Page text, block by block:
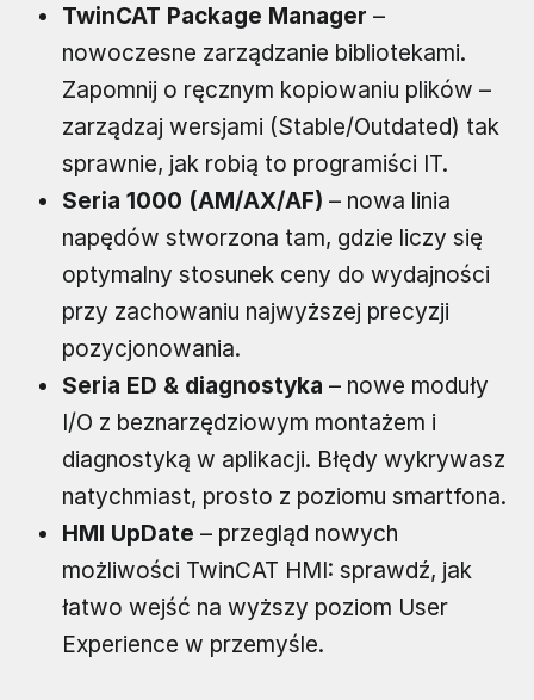
TwinCAT Package Manager –
nowoczesne zarządzanie bibliotekami.
Zapomnij o ręcznym kopiowaniu plików –
zarządzaj wersjami (Stable/Outdated) tak
sprawnie, jak robią to programiści IT.
Seria 1000 (AM/AX/AF) – nowa linia
napędów stworzona tam, gdzie liczy się
optymalny stosunek ceny do wydajności
przy zachowaniu najwyższej precyzji
pozycjonowania.
Seria ED & diagnostyka – nowe moduły
I/O z beznarzędziowym montażem i
diagnostyką w aplikacji. Błędy wykrywasz
natychmiast, prosto z poziomu smartfona.
HMI UpDate – przegląd nowych
możliwości TwinCAT HMI: sprawdź, jak
łatwo wejść na wyższy poziom User
Experience w przemyśle.